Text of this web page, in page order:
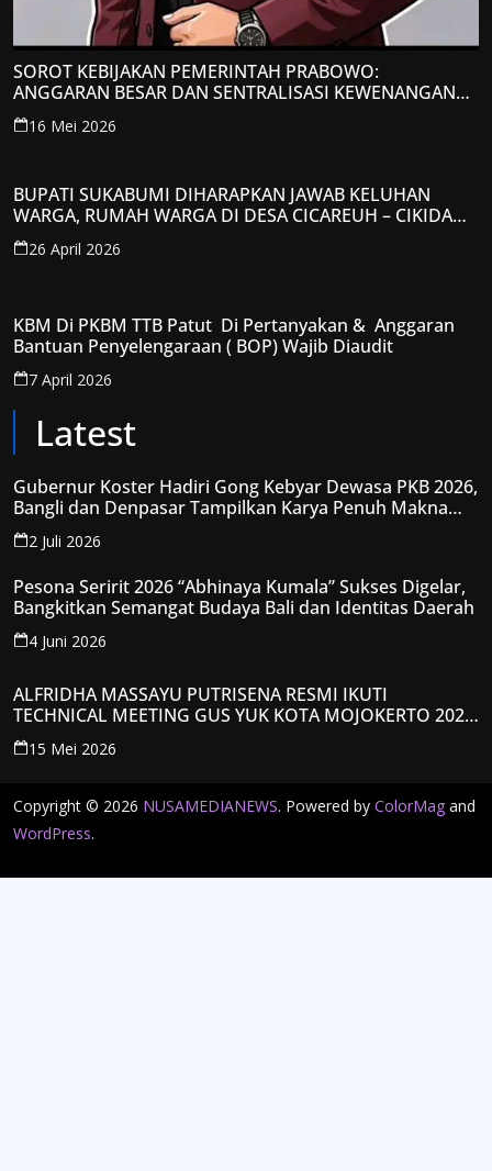
SOROT KEBIJAKAN PEMERINTAH PRABOWO:
ANGGARAN BESAR DAN SENTRALISASI KEWENANGAN
JADI PERHATIAN; LPP-TIPIKOR RI BERIKAN TANGGAPAN
KRITIS
16 Mei 2026
BUPATI SUKABUMI DIHARAPKAN JAWAB KELUHAN
WARGA, RUMAH WARGA DI DESA CICAREUH – CIKIDANG
DIAMBRUKAN
26 April 2026
KBM Di PKBM TTB Patut Di Pertanyakan & Anggaran
Bantuan Penyelengaraan ( BOP) Wajib Diaudit
7 April 2026
Latest
Gubernur Koster Hadiri Gong Kebyar Dewasa PKB 2026,
Bangli dan Denpasar Tampilkan Karya Penuh Makna
Spiritual
2 Juli 2026
Pesona Seririt 2026 “Abhinaya Kumala” Sukses Digelar,
Bangkitkan Semangat Budaya Bali dan Identitas Daerah
4 Juni 2026
ALFRIDHA MASSAYU PUTRISENA RESMI IKUTI
TECHNICAL MEETING GUS YUK KOTA MOJOKERTO 2026,
KANTONGI NOMOR PESERTA Y008
15 Mei 2026
Copyright © 2026 NUSAMEDIANEWS. Powered by ColorMag and
WordPress.